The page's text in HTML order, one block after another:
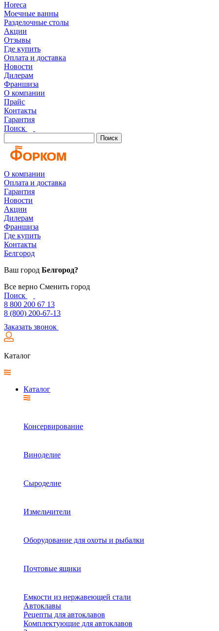
Horeca
Моечные ванны
Разделочные столы
Акции
Отзывы
Где купить
Оплата и доставка
Новости
Дилерам
Франшиза
О компании
Прайс
Контакты
Гарантия
Поиск
Поиск
О компании
Оплата и доставка
Гарантия
Новости
Акции
Дилерам
Франшиза
Где купить
Контакты
Белгород
Ваш город Белгород?
Все верно Сменить город
Поиск
8 800 200 67 13
8 (800) 200-67-13
Заказать звонок
Каталог
Каталог
Консервирование
Виноделие
Сыроделие
Измельчители
Оборудование для охоты и рыбалки
Почтовые ящики
Емкости из нержавеющей стали
Автоклавы
Рецепты для автоклавов
Комплектующие для автоклавов